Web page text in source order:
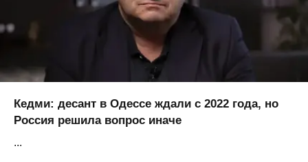
Кедми: десант в Одессе ждали с 2022 года, но
Россия решила вопрос иначе
...